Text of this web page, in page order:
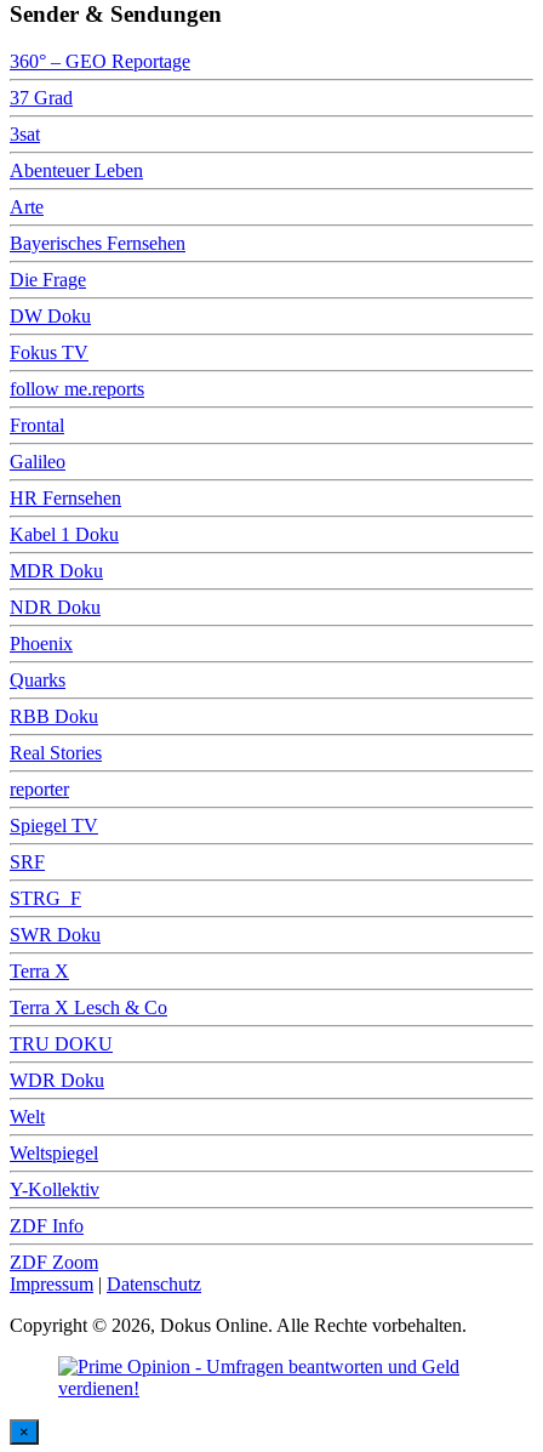
Sender & Sendungen
360° – GEO Reportage
37 Grad
3sat
Abenteuer Leben
Arte
Bayerisches Fernsehen
Die Frage
DW Doku
Fokus TV
follow me.reports
Frontal
Galileo
HR Fernsehen
Kabel 1 Doku
MDR Doku
NDR Doku
Phoenix
Quarks
RBB Doku
Real Stories
reporter
Spiegel TV
SRF
STRG_F
SWR Doku
Terra X
Terra X Lesch & Co
TRU DOKU
WDR Doku
Welt
Weltspiegel
Y-Kollektiv
ZDF Info
ZDF Zoom
Impressum | Datenschutz
Copyright © 2026, Dokus Online. Alle Rechte vorbehalten.
×